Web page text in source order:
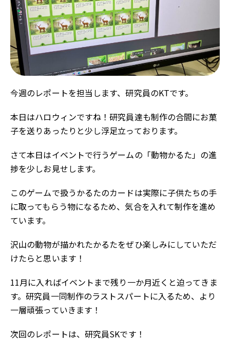
今週のレポートを担当します、研究員のKTです。
本日はハロウィンですね！研究員達も制作の合間にお菓
子を送りあったりと少し浮足立っております。
さて本日はイベントで行うゲームの「動物かるた」の進
捗を少しお見せします。
このゲームで扱うかるたのカードは実際に子供たちの手
に取ってもらう物になるため、気合を入れて制作を進め
ています。
沢山の動物が描かれたかるたをぜひ楽しみにしていただ
けたらと思います！
11月に入ればイベントまで残り一か月近くと迫ってきま
す。研究員一同制作のラストスパートに入るため、より
一層頑張っていきます！
次回のレポートは、研究員SKです！